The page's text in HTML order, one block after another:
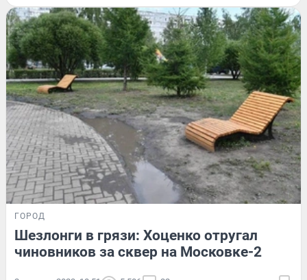
ГОРОД
Шезлонги в грязи: Хоценко отругал
чиновников за сквер на Московке-2